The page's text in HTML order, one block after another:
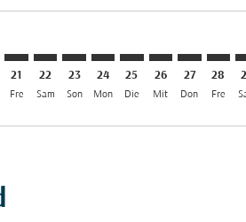
21
Fre
22
Sam
23
Son
24
Mon
25
Die
26
Mit
27
Don
28
Fre